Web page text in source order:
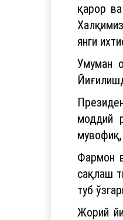
қарор
янги
Умуман
моддий
Фармон
сақлаш
туб
Жорий